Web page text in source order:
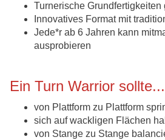
Turnerische Grundfertigkeiten
Innovatives Format mit
Jede*r ab 6 Jahren kann
ausprobieren
Ein Turn Warrior sollte...
von Plattform zu Plattform
sich auf wackligen Flächen
von Stange zu Stange